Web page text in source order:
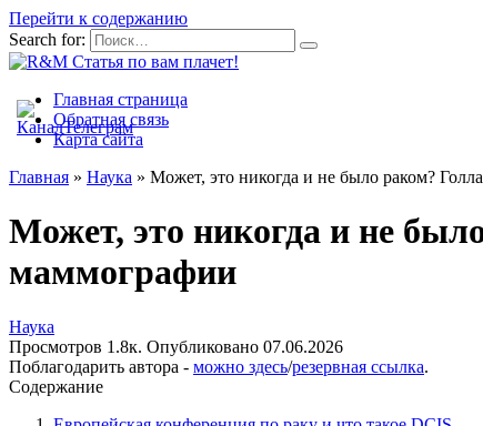
Перейти к содержанию
Search for:
Главная страница
Обратная связь
Карта сайта
Главная » Наука » Может, это никогда и не было раком?
Может, это никогда и не
маммографии
Наука
Просмотров 1.8к. Опубликовано 07.06.2026
Поблагодарить автора - можно здесь/резервная ссылка.
Содержание